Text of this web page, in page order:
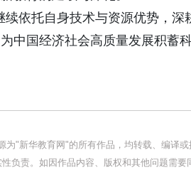
续依托自身技术与资源优势，
中国经济社会高质量发展积蓄
为"新华教育网"的所有作品，均转载、编译
负责。如因作品内容、版权和其他问题需